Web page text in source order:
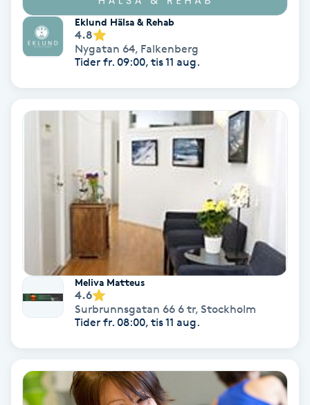
PRP (Platelet Rich Plasma)
Psoriasis
Radiofrekvens
Reflexologi
Regndroppsmassage
Reikihealing
Eklund Hälsa & Rehab
4.8
Nygatan 64, Falkenberg
Tider fr. 09:00, tis 11 aug.
Meliva Matteus
4.6
Surbrunnsgatan 66 6 tr, Stockholm
Tider fr. 08:00, tis 11 aug.